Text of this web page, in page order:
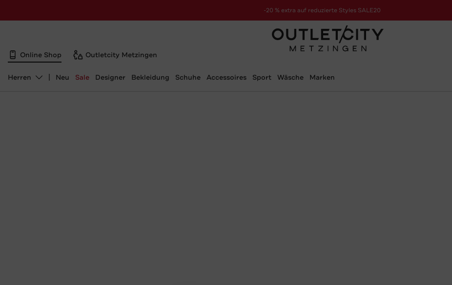
-20 % extra auf reduzierte Styles SALE20
zur Aktion
Online Shop Outletcity Metzingen
Abteilung ändern, ausgewählt:
Herren Neu Sale Designer Bekleidung Schuhe Accessoires Sport Wäsche Marken